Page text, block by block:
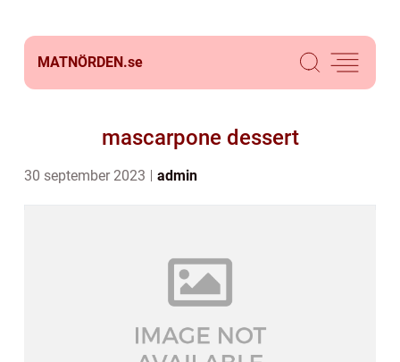
MATNÖRDEN.se
mascarpone dessert
30 september 2023 admin